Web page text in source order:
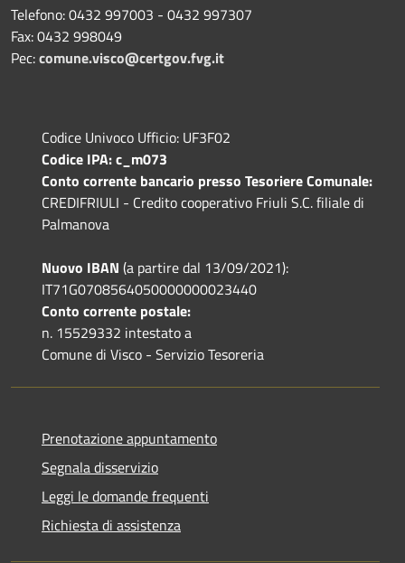
Telefono: 0432 997003 - 0432 997307
Fax: 0432 998049
Pec:comune.visco@certgov.fvg.it
Codice Univoco Ufficio: UF3F02
Codice IPA: c_m073
Conto corrente bancario presso Tesoriere Comunale:
CREDIFRIULI - Credito cooperativo Friuli S.C. filiale di
Palmanova
Nuovo IBAN (a partire dal 13/09/2021):
IT71G0708564050000000023440
Conto corrente postale:
n. 15529332 intestato a
Comune di Visco - Servizio Tesoreria
Prenotazione appuntamento
Segnala disservizio
Leggi le domande frequenti
Richiesta di assistenza